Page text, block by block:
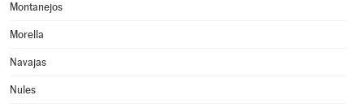
Montanejos
Morella
Navajas
Nules